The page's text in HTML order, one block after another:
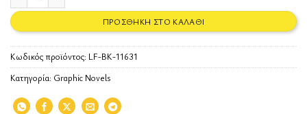
ΠΡΟΣΘΉΚΗ ΣΤΟ ΚΑΛΆΘΙ
Κωδικός προϊόντος: LF-BK-11631
Κατηγορία: Graphic Novels